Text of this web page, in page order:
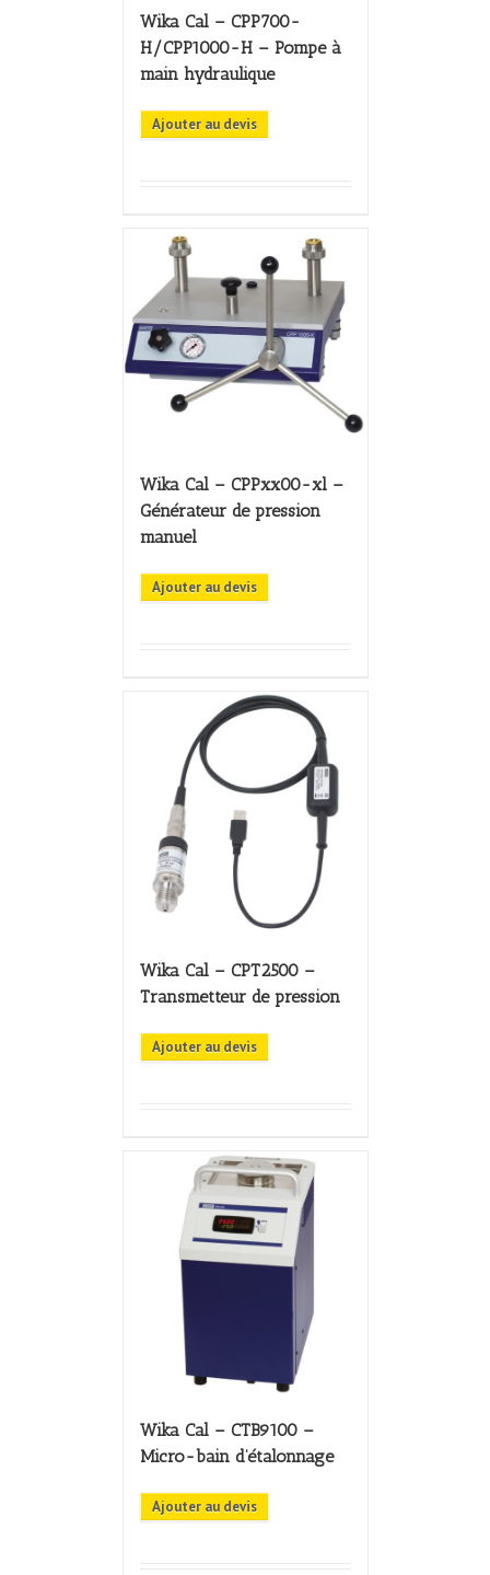
Wika Cal – CPP700-
H/CPP1000-H – Pompe à
main hydraulique
Ajouter au devis
Wika Cal – CPPxx00-xl –
Générateur de pression
manuel
Ajouter au devis
Wika Cal – CPT2500 –
Transmetteur de pression
Ajouter au devis
Wika Cal – CTB9100 –
Micro-bain d’étalonnage
Ajouter au devis